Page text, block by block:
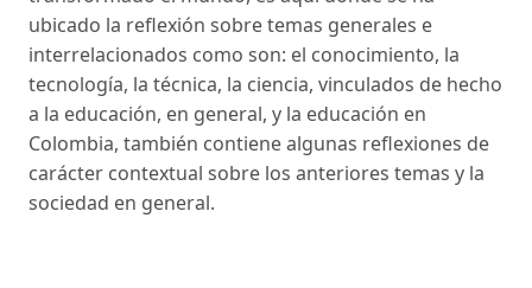
ubicado la reflexión sobre temas generales e
interrelacionados como son: el conocimiento, la
tecnología, la técnica, la ciencia, vinculados de hecho
a la educación, en general, y la educación en
Colombia, también contiene algunas reflexiones de
carácter contextual sobre los anteriores temas y la
sociedad en general.